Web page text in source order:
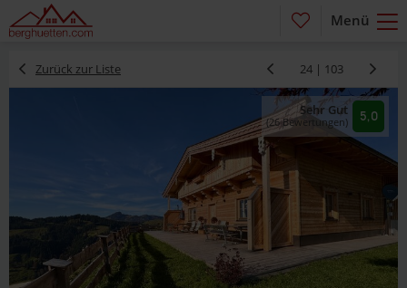
Menü
Zurück zur Liste 24 | 103
5,0
Sehr Gut
(26 Bewertungen)